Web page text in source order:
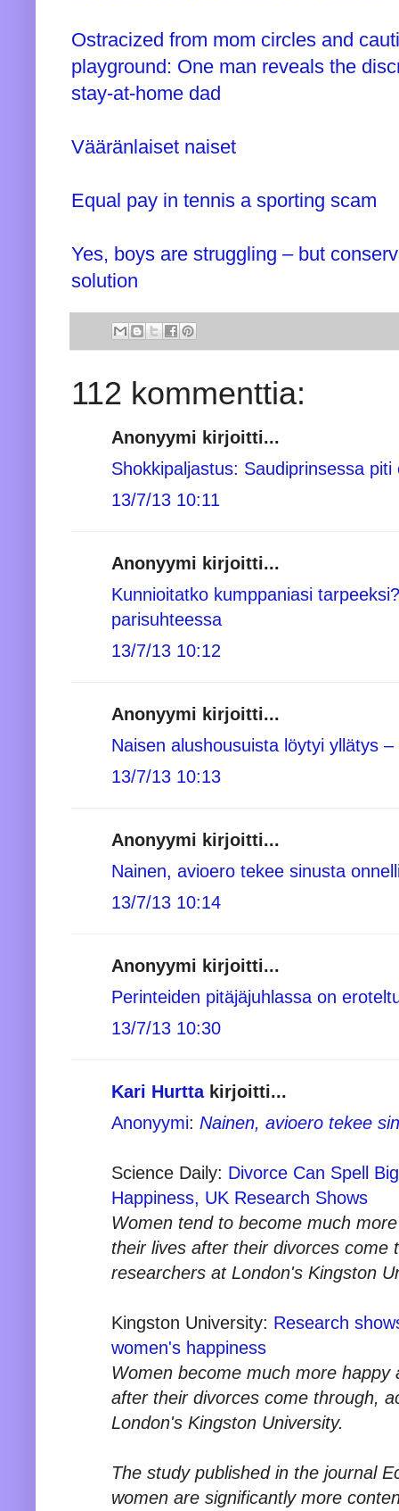
Ostracized from mom circles and
playground: One man reveals the
stay-at-home dad
Vääränlaiset naiset
Equal pay in tennis a sporting scam
Yes, boys are struggling – but
solution
112 kommenttia:
Anonyymi kirjoitti...
Shokkipaljastus: Saudiprinsessa
13/7/13 10:11
Anonyymi kirjoitti...
Kunnioitatko kumppaniasi
parisuhteessa
13/7/13 10:12
Anonyymi kirjoitti...
Naisen alushousuista löytyi yllätys
13/7/13 10:13
Anonyymi kirjoitti...
Nainen, avioero tekee sinusta
13/7/13 10:14
Anonyymi kirjoitti...
Perinteiden pitäjäjuhlassa on
13/7/13 10:30
Kari Hurttakirjoitti...
Anonyymi: Nainen, avioero tekee
Science Daily: Divorce Can Spell
Happiness, UK Research Shows
Women tend to become much
their lives after their divorces come
researchers at London's Kingston
Kingston University: Research
women's happiness
Women become much more happy
after their divorces come through,
London's Kingston University.
The study published in the journal
women are significantly more